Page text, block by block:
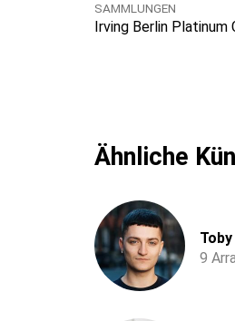
SAMMLUNGEN
Irving Berlin Platinum
Ähnliche
9